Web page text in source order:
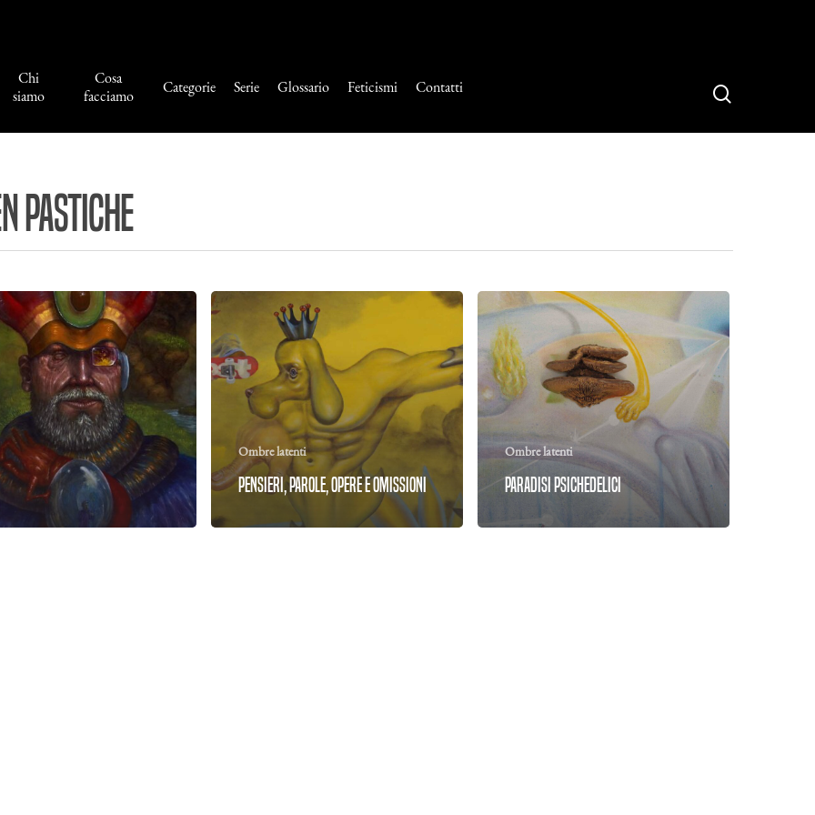
Chi
siamo
Cosa
facciamo
Categorie Serie Glossario Feticismi Contatti
Pastiche
Ombre latenti
Pensieri, parole, opere e omissioni
Ombre latenti
Paradisi psichedelici